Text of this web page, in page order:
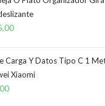
era:
Carga Y Datos Tipo C 1
Xiaomi